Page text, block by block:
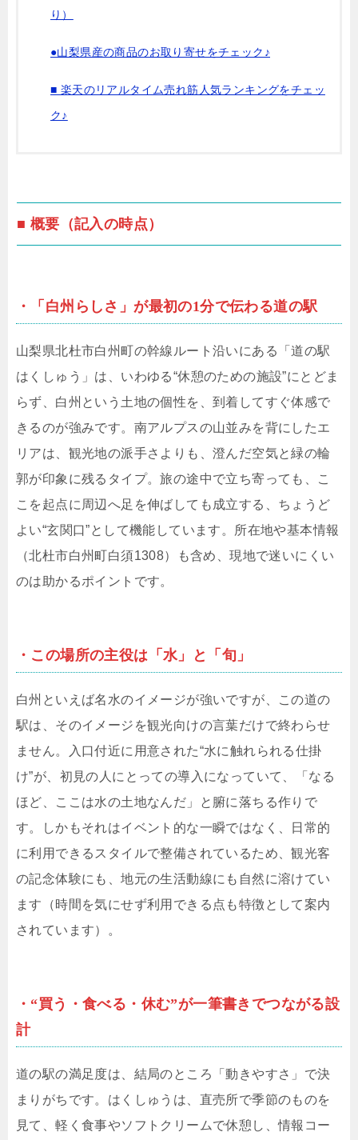
り）
●山梨県産の商品のお取り寄せをチェック♪
■ 楽天のリアルタイム売れ筋人気ランキングをチェッ
ク♪
■ 概要（記入の時点）
・「白州らしさ」が最初の1分で伝わる道の駅
山梨県北杜市白州町の幹線ルート沿いにある「道の駅
はくしゅう」は、いわゆる“休憩のための施設”にとどま
らず、白州という土地の個性を、到着してすぐ体感で
きるのが強みです。南アルプスの山並みを背にしたエ
リアは、観光地の派手さよりも、澄んだ空気と緑の輪
郭が印象に残るタイプ。旅の途中で立ち寄っても、こ
こを起点に周辺へ足を伸ばしても成立する、ちょうど
よい“玄関口”として機能しています。所在地や基本情報
（北杜市白州町白須1308）も含め、現地で迷いにくい
のは助かるポイントです。
・この場所の主役は「水」と「旬」
白州といえば名水のイメージが強いですが、この道の
駅は、そのイメージを観光向けの言葉だけで終わらせ
ません。入口付近に用意された“水に触れられる仕掛
け”が、初見の人にとっての導入になっていて、「なる
ほど、ここは水の土地なんだ」と腑に落ちる作りで
す。しかもそれはイベント的な一瞬ではなく、日常的
に利用できるスタイルで整備されているため、観光客
の記念体験にも、地元の生活動線にも自然に溶けてい
ます（時間を気にせず利用できる点も特徴として案内
されています）。
・“買う・食べる・休む”が一筆書きでつながる設
計
道の駅の満足度は、結局のところ「動きやすさ」で決
まりがちです。はくしゅうは、直売所で季節のものを
見て、軽く食事やソフトクリームで休憩し、情報コー